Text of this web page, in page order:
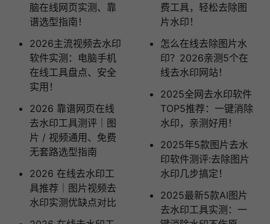
脑在线网页实测、靠
谱选型指南！
2026主流视频去水印
软件实测：电脑手机
在线工具盘点、安全
实用！
2026 靠谱网页在线
去水印工具测评｜图
片 / 视频通用、免费
无套路选型指南
2026 在线去水印工
具推荐｜图片视频去
水印实测优缺点对比
费工具，轻松去除图
片水印！
怎么在线去除图片水
印？2026亲测5个在
线去水印网站！
2025全网去水印软件
TOP5推荐：一键消除
水印，亲测好用！
2025年5款图片去水
印软件测评:去除图片
水印几步搞定！
2025最新5款AI图片
去水印工具实测：一